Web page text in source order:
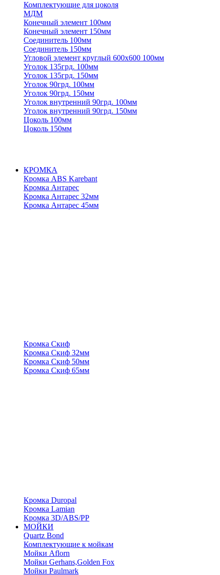
Комплектующие для цоколя
МДМ
Конечный элемент 100мм
Конечный элемент 150мм
Соединитель 100мм
Соединитель 150мм
Угловой элемент круглый 600х600 100мм
Уголок 135грд. 100мм
Уголок 135грд. 150мм
Уголок 90грд. 100мм
Уголок 90грд. 150мм
Уголок внутренний 90грд. 100мм
Уголок внутренний 90грд. 150мм
Цоколь 100мм
Цоколь 150мм
КРОМКА
Кромка ABS Karebant
Кромка Антарес
Кромка Антарес 32мм
Кромка Антарес 45мм
Кромка Скиф
Кромка Скиф 32мм
Кромка Скиф 50мм
Кромка Скиф 65мм
Кромка Duropal
Кромка Lamian
Кромка 3D/ABS/PP
МОЙКИ
Quartz Bond
Комплектующие к мойкам
Мойки Aflorn
Мойки Gerhans,Golden Fox
Мойки Paulmark